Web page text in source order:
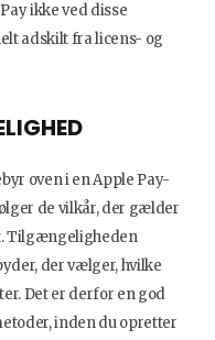
ikke ved disse
adskilt fra licens- og
oven i en Apple Pay-
de vilkår, der gælder
Tilgængeligheden
der vælger, hvilke
Det er derfor en god
inden du opretter